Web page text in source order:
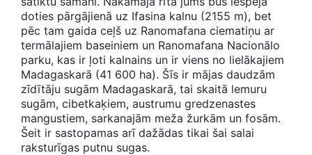
doties pārgājienā uz Ifasina kalnu (2155 m), bet
pēc tam gaida ceļš uz Ranomafana ciematiņu ar
termālajiem baseiniem un Ranomafana Nacionālo
parku, kas ir ļoti kalnains un ir viens no lielākajiem
Madagaskarā (41 600 ha). Šīs ir mājas daudzām
zīdītāju sugām Madagaskarā, tai skaitā lemuru
sugām, cibetkaķiem, austrumu gredzenastes
mangustiem, sarkanajām meža žurkām un fosām.
Šeit ir sastopamas arī dažādas tikai šai salai
raksturīgas putnu sugas.